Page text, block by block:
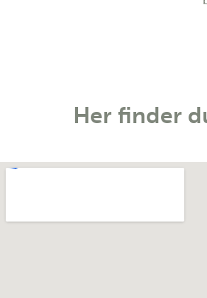
Her finder